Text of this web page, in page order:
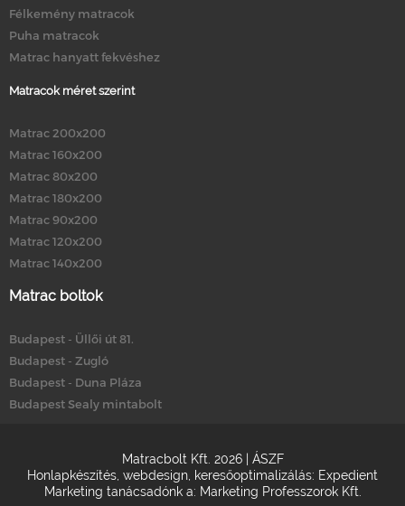
Félkemény matracok
Puha matracok
Matrac hanyatt fekvéshez
Matracok méret szerint
Matrac 200x200
Matrac 160x200
Matrac 80x200
Matrac 180x200
Matrac 90x200
Matrac 120x200
Matrac 140x200
Matrac boltok
Budapest - Üllői út 81.
Budapest - Zugló
Budapest - Duna Pláza
Budapest Sealy mintabolt
Matracbolt Kft. 2026 | ÁSZF
Honlapkészítés webdesign keresőoptimalizálás: Expedient
Marketing tanácsadónk a: Marketing Professzorok Kft.